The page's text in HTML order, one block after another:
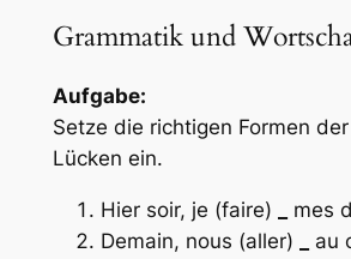
Grammatik und
Aufgabe:
Setze die richtigen Formen
Lücken ein.
Hier soir, je (faire)
mes
Demain, nous (aller)
au